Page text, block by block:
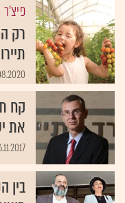
פיצ'ר
רק
קח
את
בין